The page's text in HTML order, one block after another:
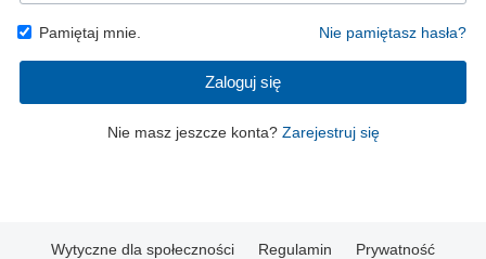
Pamiętaj mnie. Nie pamiętasz hasła?
Zaloguj się
Nie masz jeszcze konta? Zarejestruj się
Wytyczne dla społeczności Regulamin Prywatność